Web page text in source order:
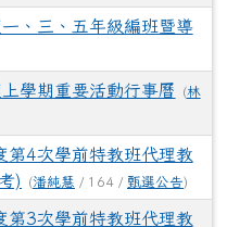
、三、五年級編班暨導
學期重要活動行事曆 (林
第4次學前特教班代理教
)
(潘純慧 / 164 / 甄選公告)
第3次學前特教班代理教